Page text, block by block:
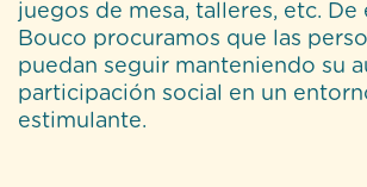
juegos de mesa, talleres, etc. De
Bouco procuramos que las
puedan seguir manteniendo su
participación social en un
estimulante.